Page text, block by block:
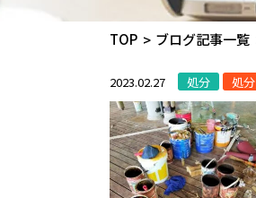
TOP ブログ記事一覧
2023.02.27 処分 処分